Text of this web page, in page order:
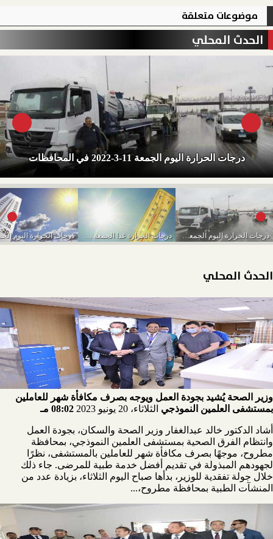
موضوعات متعلقة
الحدث المحلي
درجات الحرارة اليوم الجمعة 11-3-2022 في المحافظات
درجات الحرارة اليوم الجمعة 11-3-2022 في المحافظات درجات الحرارة غدا الجمعة في المحافظات
الحدث المحلي
وزير الصحة يُشيد بجودة العمل ويوجه بصرف مكافأة شهر للعاملين
بمستشفى العلمين النموذجي الثلاثاء، 20 يونيو 2023 08:02 مـ
أشاد الدكتور خالد عبدالغفار وزير الصحة والسكان، بجودة العمل
وانتظام الفرق الصحية بمستشفى العلمين النموذجي، بمحافظة
مطروح، موجهًا بصرف مكافأة شهر للعاملين بالمستشفى، نظرًا
لجهودهم المبذولة في تقديم أفضل خدمة طبية للمرضى. جاء ذلك
خلال جولة تفقدية للوزير، بدأها صباح اليوم الثلاثاء، بزيادة عدد من
المنشآت الطبية بمحافظة مطروح،...